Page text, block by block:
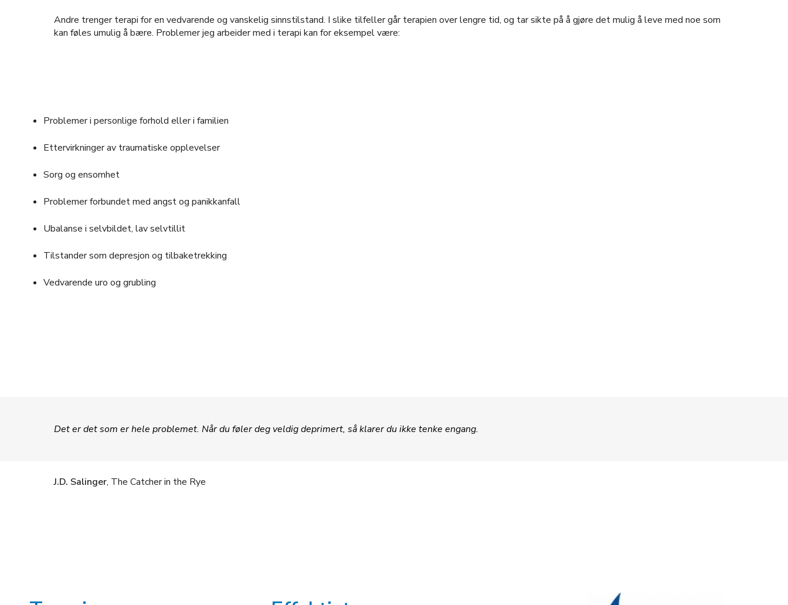
Andre trenger terapi for en vedvarende og vanskelig sinnstilstand. I slike tilfeller går terapien over lengre tid, og tar sikte på å gjøre det mulig å leve med noe som
kan føles umulig å bære. Problemer jeg arbeider med i terapi kan for eksempel være:
Problemer i personlige forhold eller i familien
Ettervirkninger av traumatiske opplevelser
Sorg og ensomhet
Problemer forbundet med angst og panikkanfall
Ubalanse i selvbildet, lav selvtillit
Tilstander som depresjon og tilbaketrekking
Vedvarende uro og grubling
Det er det som er hele problemet. Når du føler deg veldig deprimert, så klarer du ikke tenke engang.
J.D. Salinger, The Catcher in the Rye